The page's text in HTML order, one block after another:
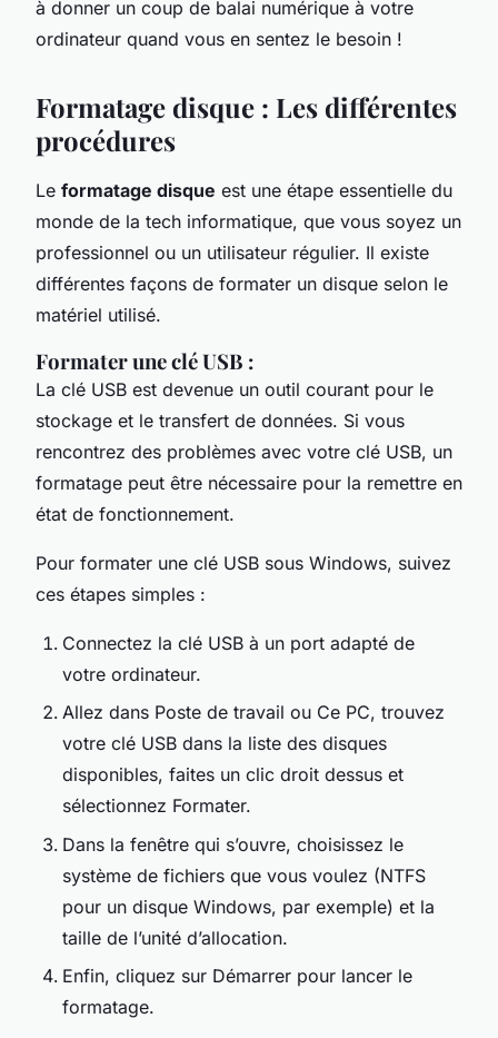
à donner un coup de balai numérique à votre
ordinateur quand vous en sentez le besoin !
Formatage disque : Les différentes
procédures
Le formatage disque est une étape essentielle du
monde de la tech informatique, que vous soyez un
professionnel ou un utilisateur régulier. Il existe
différentes façons de formater un disque selon le
matériel utilisé.
Formater une clé USB :
La clé USB est devenue un outil courant pour le
stockage et le transfert de données. Si vous
rencontrez des problèmes avec votre clé USB, un
formatage peut être nécessaire pour la remettre en
état de fonctionnement.
Pour formater une clé USB sous Windows, suivez
ces étapes simples :
Connectez la clé USB à un port adapté de
votre ordinateur.
Allez dans Poste de travail ou Ce PC, trouvez
votre clé USB dans la liste des disques
disponibles, faites un clic droit dessus et
sélectionnez Formater.
Dans la fenêtre qui s’ouvre, choisissez le
système de fichiers que vous voulez (NTFS
pour un disque Windows, par exemple) et la
taille de l’unité d’allocation.
Enfin, cliquez sur Démarrer pour lancer le
formatage.